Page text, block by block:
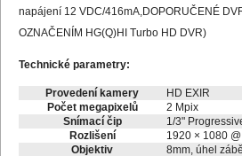
napájení 12 VDC/416mA,DOPORUČENÉ
OZNAČENÍM HG(Q)HI Turbo HD DVR)
Technické parametry:
Provedení kamery
HD EXIR
Počet megapixelů
2 Mpix
Snímací čip
1/3"
Rozlišení
1920 × 1080
Objektiv
8mm, úhel